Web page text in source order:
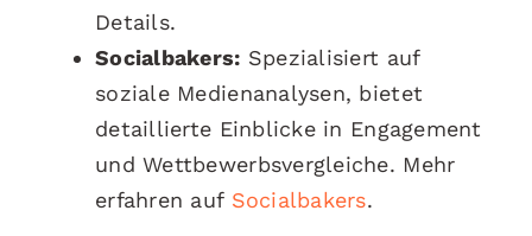
Details.
Socialbakers: Spezialisiert auf
soziale Medienanalysen, bietet
detaillierte Einblicke in Engagement
und Wettbewerbsvergleiche. Mehr
erfahren auf Socialbakers.